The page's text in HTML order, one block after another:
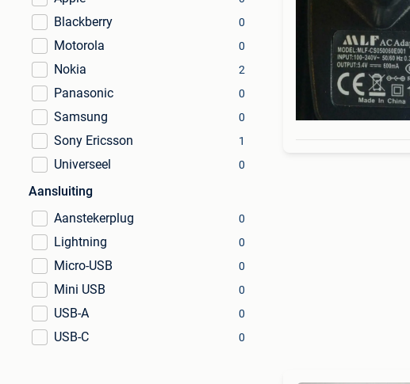
Blackberry 0
Motorola 0
Nokia 2
Panasonic 0
Samsung 0
Sony Ericsson 1
Universeel 0
Aansluiting
Aanstekerplug
0
Lightning 0
Micro-USB 0
Mini USB 0
USB-A 0
USB-C 0